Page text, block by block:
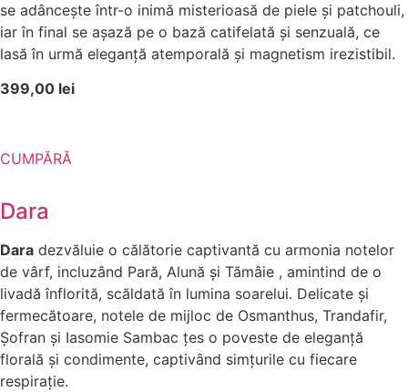
se adâncește într-o inimă misterioasă de piele și patchouli,
iar în final se așază pe o bază catifelată și senzuală, ce
lasă în urmă eleganță atemporală și magnetism irezistibil.
399,00 lei
CUMPĂRĂ
Dara
Dara dezvăluie o călătorie captivantă cu armonia notelor
de vârf, incluzând Pară, Alună și Tămâie , amintind de o
livadă înflorită, scăldată în lumina soarelui. Delicate și
fermecătoare, notele de mijloc de Osmanthus, Trandafir,
Șofran și Iasomie Sambac țes o poveste de eleganță
florală și condimente, captivând simțurile cu fiecare
respirație.